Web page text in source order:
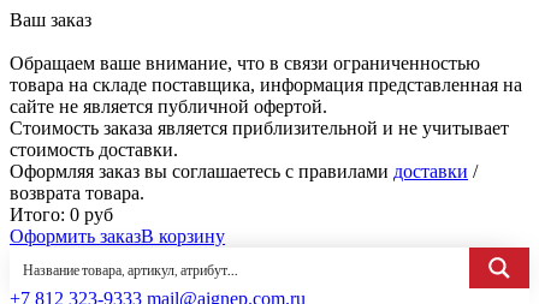
Ваш заказ
Обращаем ваше внимание, что в связи ограниченностью
товара на складе поставщика, информация представленная на
сайте не является публичной офертой.
Стоимость заказа является приблизительной и не учитывает
стоимость доставки.
Оформляя заказ вы соглашаетесь с правилами доставки /
возврата товара.
Итого: 0 руб
Оформить заказВ корзину
+7 812 323-9333 mail@aignep.com.ru